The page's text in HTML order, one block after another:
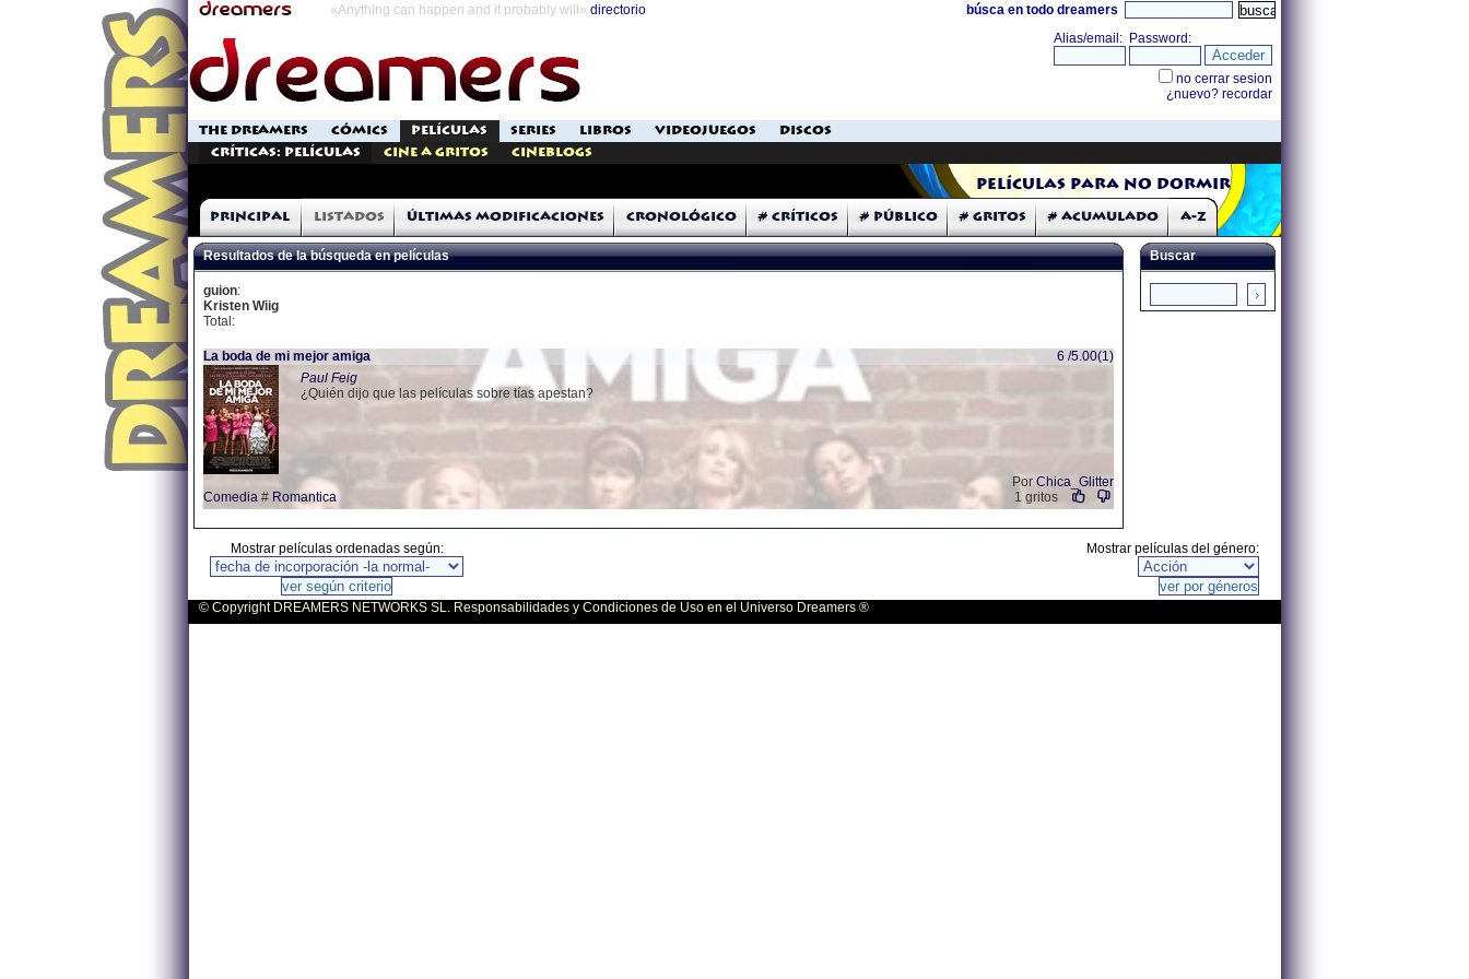
«Anything can happen and it probably will» directorio búsca en todo dreamers
THE DREAMERS CÓMICS PELÍCULAS SERIES LIBROS VIDEOJUEGOS
DISCOS
Críticas: Películas
Cine a Gritos Cineblogs
Películas para no dormir
Principal Listados Últimas modificaciones Cronológico # Críticos # Público # Gritos # Acumulado A-Z
Resultados de la búsqueda en películas
guion:
Kristen Wiig
Total:
La boda de mi mejor amiga
6 /5.00(1)
Paul Feig
¿Quién dijo que las películas sobre tías apestan?
Por Chica_Glitter
Comedia # Romantica 1 gritos
Buscar
Mostrar películas ordenadas según: Mostrar películas del género:
© Copyright DREAMERS NETWORKS SL. Responsabilidades y Condiciones de Uso en el Universo Dreamers ®